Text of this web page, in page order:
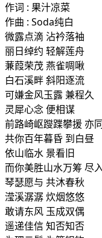
作词 : 果汁凉菜
作曲 : Soda纯白
微露点滴 沾衿落袖
丽日绰约 轻解莲舟
蒹葭荣茂 燕雀啁啾
白石溪畔 斜阳逐流
可嫌金风玉露 兼程久
灵犀心念 便相谋
前路崎岖躞蹀攀援 亦
共你百年暮昏 到白昼
依山临水 景看旧
而你美胜山水万筹 尽
琴瑟愿与 共沐春秋
滢溪潺潺 炊烟悠悠
敢请东风 玉成双偶
遥递佳信 知否知否